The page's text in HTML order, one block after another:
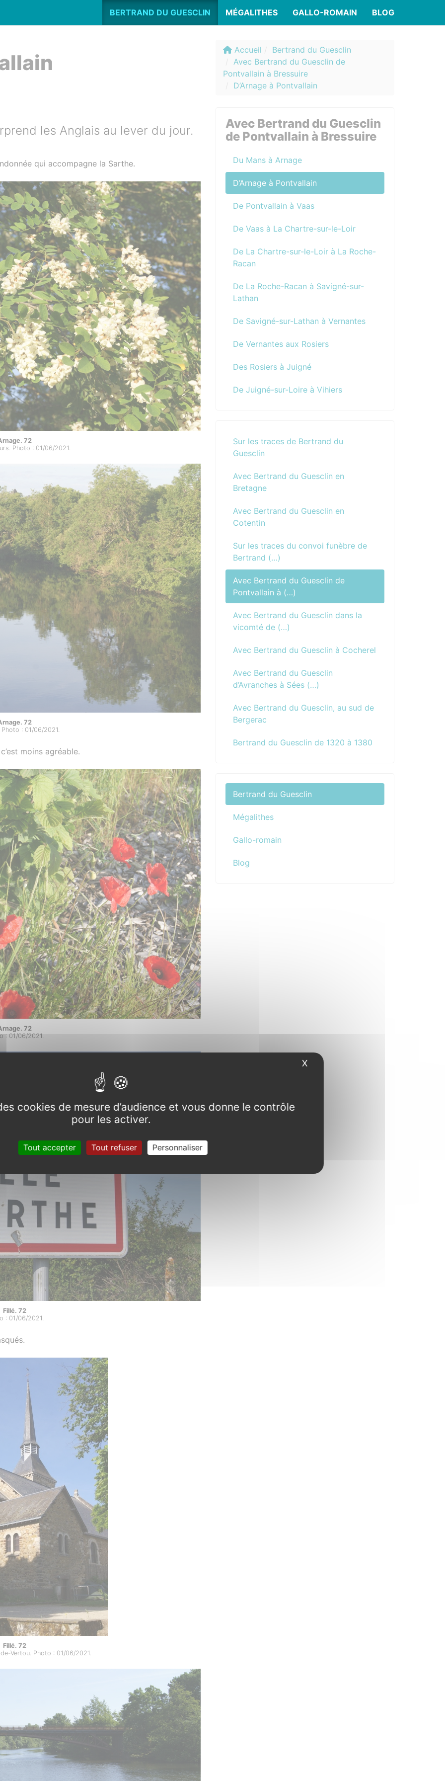
BERTRAND DU GUESCLIN MÉGALITHES GALLO-ROMAIN BLOG
les Anglais au lever du jour.
qui accompagne la Sarthe.
72
Photo : 01/06/2021.
72
: 01/06/2021.
moins agréable.
72
: 01/06/2021.
Fillé. 72
: 01/06/2021.
Fillé. 72
Vertou. Photo : 01/06/2021.
Accueil
Bertrand du Guesclin
Avec Bertrand du Guesclin de
Pontvallain à Bressuire
D’Arnage à Pontvallain
Avec Bertrand du Guesclin
de Pontvallain à Bressuire
Du Mans à Arnage
D’Arnage à Pontvallain
De Pontvallain à Vaas
De Vaas à La Chartre-sur-le-Loir
De La Chartre-sur-le-Loir à La Roche-
Racan
De La Roche-Racan à Savigné-sur-
Lathan
De Savigné-sur-Lathan à Vernantes
De Vernantes aux Rosiers
Des Rosiers à Juigné
De Juigné-sur-Loire à Vihiers
Sur les traces de Bertrand du
Guesclin
Avec Bertrand du Guesclin en
Bretagne
Avec Bertrand du Guesclin en
Cotentin
Sur les traces du convoi funèbre de
Bertrand (…)
Avec Bertrand du Guesclin de
Pontvallain à (…)
Avec Bertrand du Guesclin dans la
vicomté de (…)
Avec Bertrand du Guesclin à Cocherel
Avec Bertrand du Guesclin
d’Avranches à Sées (…)
Avec Bertrand du Guesclin, au sud de
Bergerac
Bertrand du Guesclin de 1320 à 1380
Bertrand du Guesclin
Mégalithes
Gallo-romain
Blog
cookies de mesure d’audience et vous donne le contrôle
pour les activer.
Tout accepter Tout refuser Personnaliser
X Masquer le bandeau des cookies